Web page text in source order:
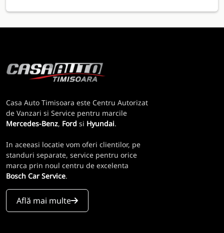
Casa Auto Timisoara este Centru Autorizat
de Vanzari si Service pentru marcile
Mercedes-Benz, Ford si Hyundai.
In aceeasi locatie vom oferi clientilor, pe
standuri separate, service pentru orice
marca prin noul centru de excelenta
Bosch Car Service.
Află mai multe